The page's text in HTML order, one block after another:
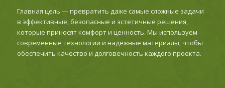
Главная цель — превратить даже самые сложные задачи
в эффективные, безопасные и эстетичные решения,
которые приносят комфорт и ценность. Мы используем
современные технологии и надежные материалы, чтобы
обеспечить качество и долговечность каждого проекта.